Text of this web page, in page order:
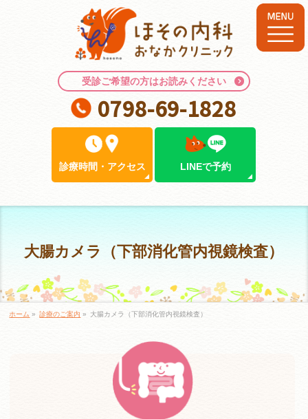
受診ご希望の方はお読みください
0798-69-1828
診療時間 ・ アクセス LINEで予約
大腸カメラ（下部消化管内視鏡検査）
ホーム » 診療のご案内 » 大腸カメラ（下部消化管内視鏡検査）